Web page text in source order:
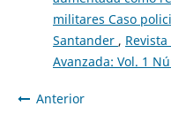
militares Caso
Santander ,
Avanzada: Vol. 1
Anterior